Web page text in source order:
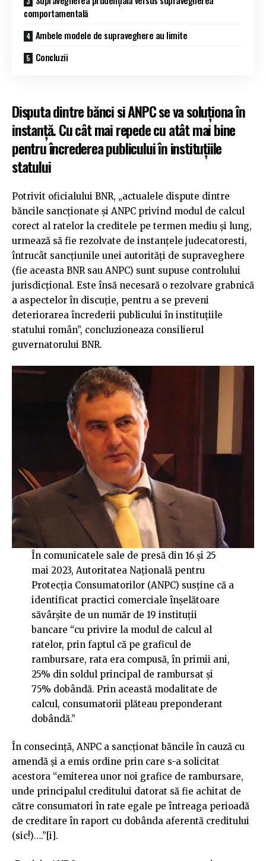
comportamentală
Ambele modele de supraveghere au limite
Concluzii
Disputa dintre bănci si ANPC se va soluționa în
instanță. Cu cât mai repede cu atât mai bine
pentru încrederea publicului în instituțiile
statului
Potrivit oficialului BNR, „actualele dispute dintre
băncile sancționate și ANPC privind modul de calcul
corect al ratelor la creditele pe termen mediu și lung,
urmează să fie rezolvate de instanțele judecatoresti,
întrucât sancțiunile unei autorități de supraveghere
(fie aceasta BNR sau ANPC) sunt supuse controlului
jurisdicțional. Este însă necesară o rezolvare grabnică
a aspectelor în discuție, pentru a se preveni
deteriorarea încrederii publicului în instituțiile
statului român”, concluzioneaza consilierul
guvernatorului BNR.
În comunicatele sale de presă din 16 și 25
mai 2023, Autoritatea Națională pentru
Protecția Consumatorilor (ANPC) susține că a
identificat practici comerciale înșelătoare
săvârșite de un număr de 19 instituții
bancare “cu privire la modul de calcul al
ratelor, prin faptul că pe graficul de
rambursare, rata era compusă, în primii ani,
25% din soldul principal de rambursat și
75% dobândă. Prin această modalitate de
calcul, consumatorii plăteau preponderant
dobândă.”
În consecință, ANPC a sancționat băncile în cauză cu
amendă și a emis ordine prin care s-a solicitat
acestora “emiterea unor noi grafice de rambursare,
unde principalul creditului datorat să fie achitat de
către consumatori în rate egale pe întreaga perioadă
de creditare în raport cu dobânda aferentă creditului
(sic!)….”[i].